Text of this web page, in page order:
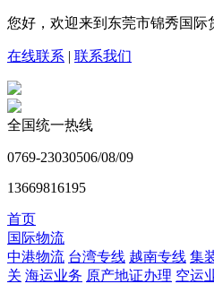
您好，欢迎来到东莞市锦秀国际
在线联系 | 联系我们
全国统一热线
0769-23030506/08/09
13669816195
首页
国际物流
中港物流 台湾专线 越南专线 集
关 海运业务 原产地证办理 空运